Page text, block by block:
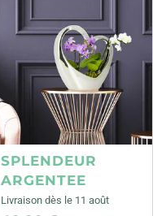
SPLENDEUR
ARGENTEE
Livraison dès le 11 août